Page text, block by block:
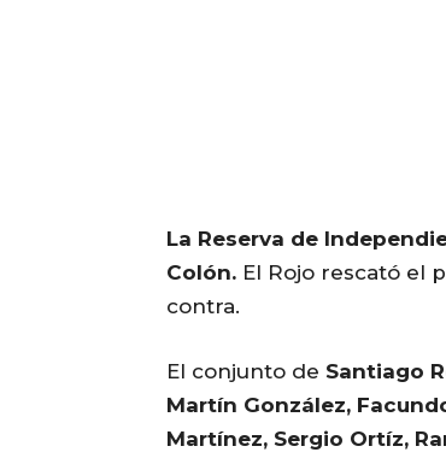
La Reserva de
Colón. El Rojo rescató el
contra.
El conjunto de Santiago
Martín González,
Martínez, Sergio Ortíz,